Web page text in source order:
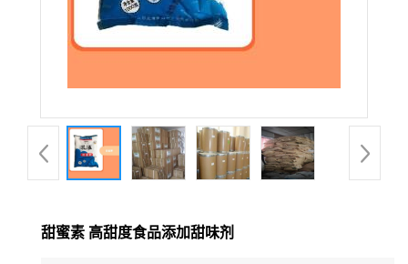
甜蜜素 高甜度食品添加甜味剂